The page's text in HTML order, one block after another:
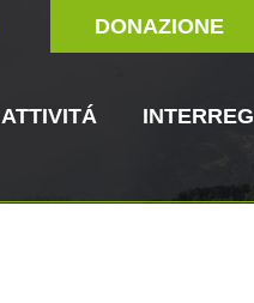
DONAZIONE
ATTIVITÁ INTERREG